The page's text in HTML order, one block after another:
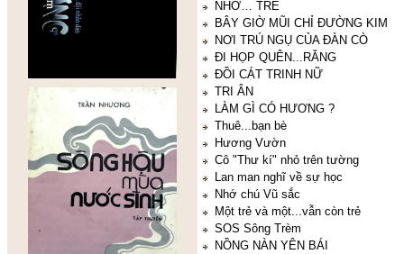
NHỚ… TRE
BÂY GIỜ MŨI CHỈ ĐƯỜNG KIM
NƠI TRÚ NGỤ CỦA ĐÀN CÒ
ĐI HỌP QUÊN...RĂNG
ĐỒI CÁT TRINH NỮ
TRI ÂN
LÀM GÌ CÓ HƯƠNG ?
Thuê...bạn bè
Hương Vườn
Cô "Thư kí" nhỏ trên tường
Lan man nghĩ về sự học
Nhớ chú Vũ sắc
Một trẻ và một...vẫn còn trẻ
SOS Sông Trèm
NỒNG NÀN YÊN BÁI